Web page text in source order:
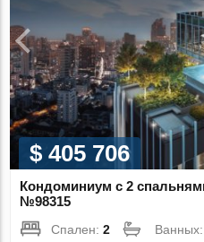
$ 405 706
Кондоминиум с 2
№98315
Спален:2